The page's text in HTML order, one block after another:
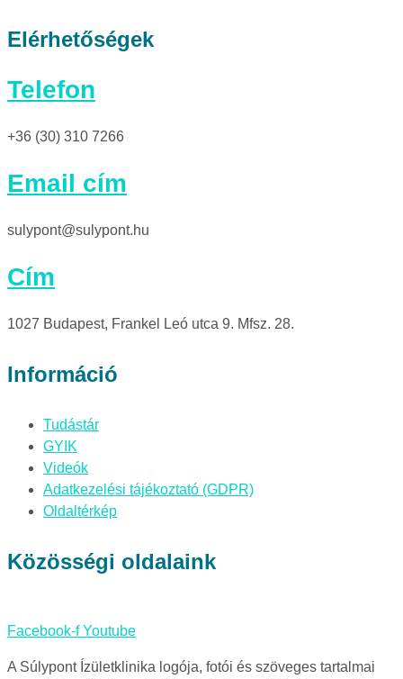
Elérhetőségek
Telefon
+36 (30) 310 7266
Email cím
sulypont@sulypont.hu
Cím
1027 Budapest, Frankel Leó utca 9. Mfsz. 28.
Információ
Tudástár
GYIK
Videók
Adatkezelési tájékoztató (GDPR)
Oldaltérkép
Közösségi oldalaink
Facebook-f Youtube
A Súlypont Ízületklinika logója, fotói és szöveges tartalmai